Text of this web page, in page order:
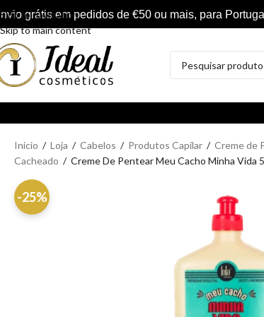
Skip to navigation
Skip to main content
grátis em pedidos de €50 ou mais, para
Início / Loja / Cabelos / Produtos Capilar / Creme de
Cacheado / Creme De Pentear Meu Cacho Minha Vida
-25%